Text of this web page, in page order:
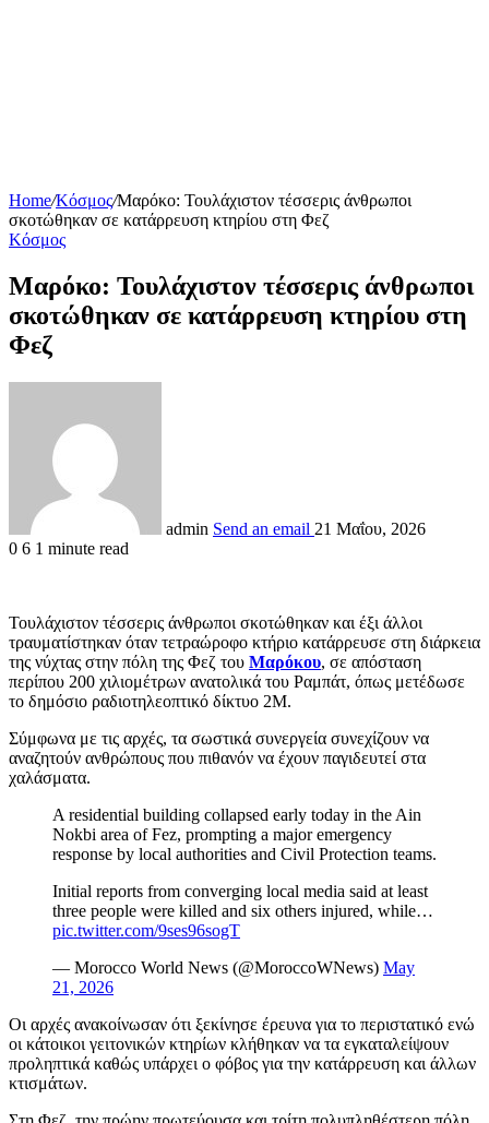
Home/Κόσμος/Μαρόκο: Τουλάχιστον τέσσερις άνθρωποι
σκοτώθηκαν σε κατάρρευση κτηρίου στη Φεζ
Κόσμος
Μαρόκο: Τουλάχιστον τέσσερις άνθρωποι
σκοτώθηκαν σε κατάρρευση κτηρίου στη
Φεζ
admin Send an email 21 Μαΐου, 2026
0 6 1 minute read
Τουλάχιστον τέσσερις άνθρωποι σκοτώθηκαν και έξι άλλοι
τραυματίστηκαν όταν τετραώροφο κτήριο κατάρρευσε στη διάρκεια
της νύχτας στην πόλη της Φεζ του Μαρόκου, σε απόσταση
περίπου 200 χιλιομέτρων ανατολικά του Ραμπάτ, όπως μετέδωσε
το δημόσιο ραδιοτηλεοπτικό δίκτυο 2M.
Σύμφωνα με τις αρχές, τα σωστικά συνεργεία συνεχίζουν να
αναζητούν ανθρώπους που πιθανόν να έχουν παγιδευτεί στα
χαλάσματα.
A residential building collapsed early today in the Ain
Nokbi area of Fez, prompting a major emergency
response by local authorities and Civil Protection teams.
Initial reports from converging local media said at least
three people were killed and six others injured, while…
pic.twitter.com/9ses96sogT
— Morocco World News (@MoroccoWNews) May
21, 2026
Οι αρχές ανακοίνωσαν ότι ξεκίνησε έρευνα για το περιστατικό ενώ
οι κάτοικοι γειτονικών κτηρίων κλήθηκαν να τα εγκαταλείψουν
προληπτικά καθώς υπάρχει ο φόβος για την κατάρρευση και άλλων
κτισμάτων.